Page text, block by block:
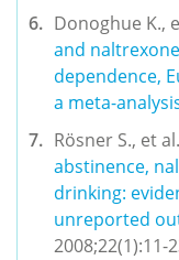
Donoghue K.,
and
dependence,
a meta-
Rösner S., et al.
abstinence,
drinking:
unreported
2008;22(1):11-